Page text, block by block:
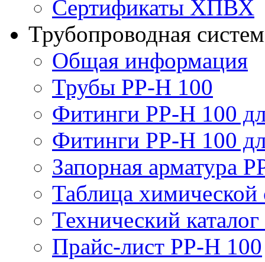
Сертификаты ХПВХ
Трубопроводная
Общая информация
Трубы PP-H 100
Фитинги PP-H 100
Фитинги PP-H 100
Запорная арматура
Таблица химической
Технический
Прайс-лист PP-H 100